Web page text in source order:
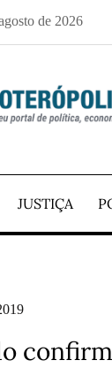
de 2026
NOTÍCIAS
JUSTIÇA